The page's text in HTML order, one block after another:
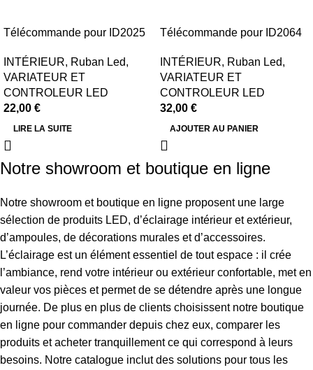
Télécommande pour ID2025
INTÉRIEUR, Ruban Led,
VARIATEUR ET
CONTROLEUR LED
22,00 €
LIRE LA SUITE
Télécommande pour ID2064
INTÉRIEUR, Ruban Led,
VARIATEUR ET
CONTROLEUR LED
32,00 €
AJOUTER AU PANIER
Notre showroom et boutique en ligne
Notre showroom et boutique en ligne proposent une large
sélection de produits LED, d’éclairage intérieur et extérieur,
d’ampoules, de décorations murales et d’accessoires.
L’éclairage est un élément essentiel de tout espace : il crée
l’ambiance, rend votre intérieur ou extérieur confortable, met en
valeur vos pièces et permet de se détendre après une longue
journée. De plus en plus de clients choisissent notre boutique
en ligne pour commander depuis chez eux, comparer les
produits et acheter tranquillement ce qui correspond à leurs
besoins. Notre catalogue inclut des solutions pour tous les